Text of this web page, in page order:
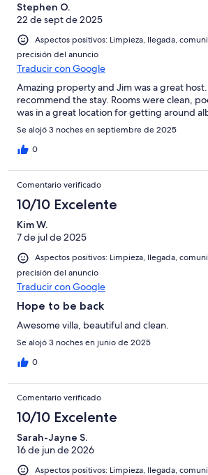
Stephen O.
22 de sept de 2025
Aspectos positivos: Limpieza, llegada,
precisión del anuncio
Traducir con Google
Amazing property and Jim was a great
recommend the stay. Rooms were clean,
was in a great location for getting around
Se alojó 3 noches en septiembre de 2025
0
Comentario verificado
10/10 Excelente
Kim W.
7 de jul de 2025
Aspectos positivos: Limpieza, llegada,
precisión del anuncio
Traducir con Google
Hope to be back
Awesome villa, beautiful and clean.
Se alojó 3 noches en junio de 2025
0
Comentario verificado
10/10 Excelente
Sarah-Jayne S.
16 de jun de 2026
Aspectos positivos: Limpieza, llegada,